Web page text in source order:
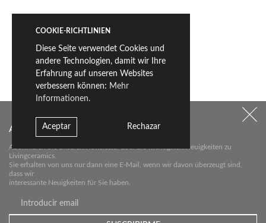
Abonnieren Sie unseren Newsletter
Abonnieren Sie unseren Newsletter über die wichtigsten Neuigkeiten zu
Livingceramics.
Sie erhalten von uns nur dann eine E-Mail, wenn wir davon überzeugt sind,
dass wir
interessante Neuigkeiten für Sie haben.
COOKIE-RICHTLINIEN
Diese Seite verwendet Cookies und
andere Technologien, damit wir Ihre
Erfahrung auf unseren Websites
verbessern können: Mehr
Informationen.
Aceptar Rechazar